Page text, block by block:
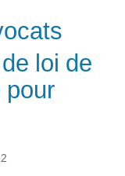
loi de